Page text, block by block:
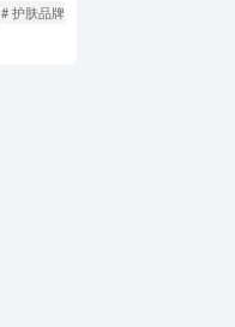
# 护肤品牌代言人